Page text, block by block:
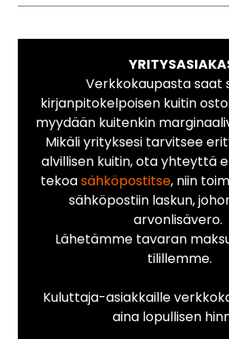
Verkkokaupasta saat
kirjanpitokelpoisen kuitin
myydään kuitenkin
Mikäli yrityksesi tarvitsee
alvillisen kuitin, ota yhteyttä
tekoasähköpostitse, niin
sähköpostiin laskun,
arvonlisävero.
Lähetämme tavaran
tilillemme.
Kuluttaja-asiakkaille
aina lopullisen